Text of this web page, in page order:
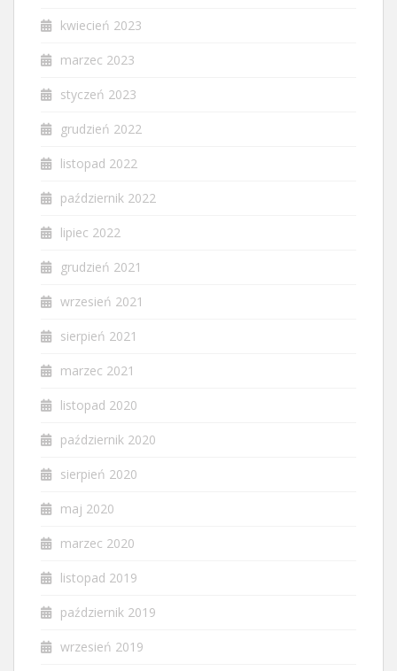
kwiecień 2023
marzec 2023
styczeń 2023
grudzień 2022
listopad 2022
październik 2022
lipiec 2022
grudzień 2021
wrzesień 2021
sierpień 2021
marzec 2021
listopad 2020
październik 2020
sierpień 2020
maj 2020
marzec 2020
listopad 2019
październik 2019
wrzesień 2019